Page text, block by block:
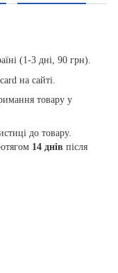
(1-3 дні, 90 грн).
на сайті.
товару у
до товару.
14 днів після